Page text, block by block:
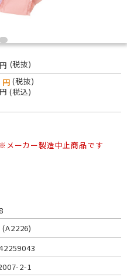
(税抜)
(税抜)
(税込)
※メーカー製造中止商品です
(A2226)
2-1